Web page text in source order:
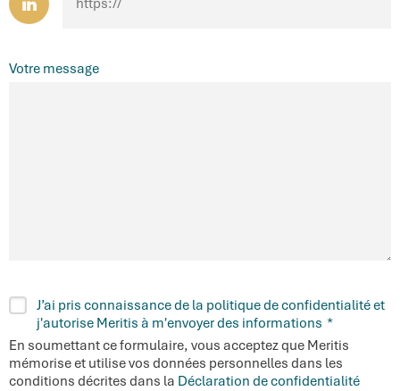
Votre message
RGPDJ’ai pris connaissance de la politique de confidentialité et
j'autorise Meritis à m'envoyer des informations *
En soumettant ce formulaire, vous acceptez que Meritis
mémorise et utilise vos données personnelles dans les
conditions décrites dans la Déclaration de confidentialité